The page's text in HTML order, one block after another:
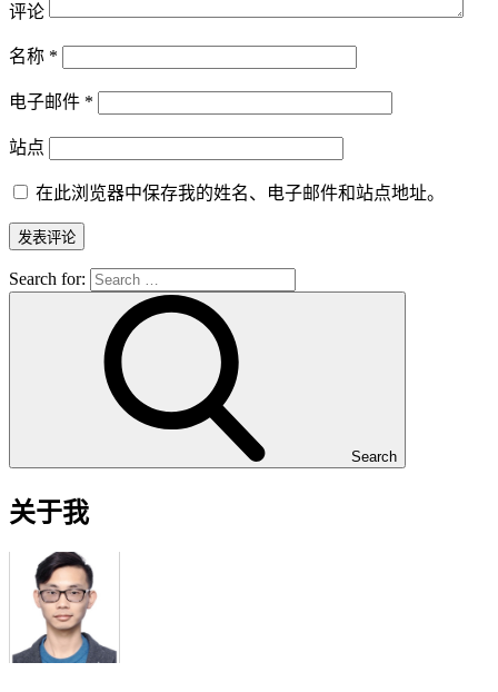
评论
名称 *
电子邮件 *
站点
在此浏览器中保存我的姓名、电子邮件和站点地址。
Search for:
Search
关于我